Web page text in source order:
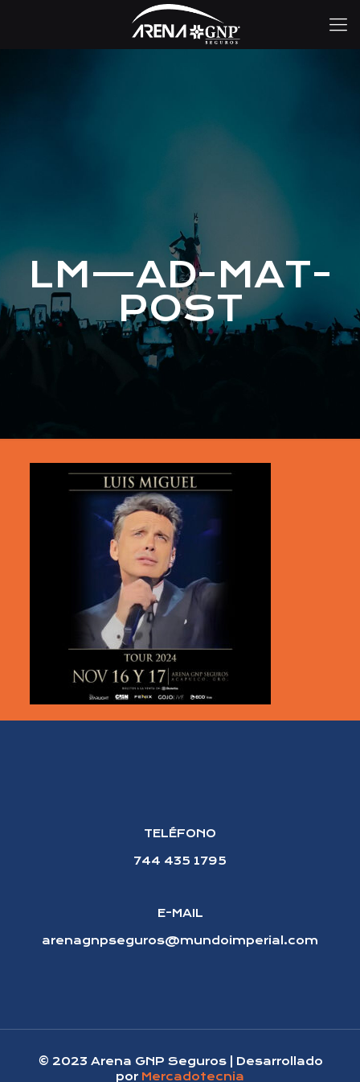
LM—AD-MAT-
POST
TELÉFONO
744 435 1795
E-MAIL
arenagnpseguros@mundoimperial.com
© 2023 Arena GNP Seguros | Desarrollado
por Mercadotecnia